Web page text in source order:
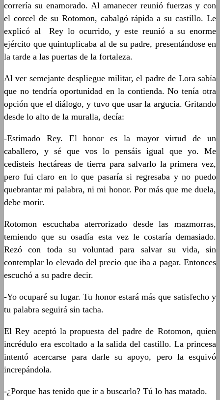
correría su enamorado. Al amanecer reunió fuerzas y con
el corcel de su Rotomon, cabalgó rápida a su castillo. Le
explicó al Rey lo ocurrido, y este reunió a su enorme
ejército que quintuplicaba al de su padre, presentándose en
la tarde a las puertas de la fortaleza.
Al ver semejante despliegue militar, el padre de Lora sabía
que no tendría oportunidad en la contienda. No tenía otra
opción que el diálogo, y tuvo que usar la argucia. Gritando
desde lo alto de la muralla, decía:
-Estimado Rey. El honor es la mayor virtud de un
caballero, y sé que vos lo pensáis igual que yo. Me
cedisteis hectáreas de tierra para salvarlo la primera vez,
pero fui claro en lo que pasaría si regresaba y no puedo
quebrantar mi palabra, ni mi honor. Por más que me duela,
debe morir.
Rotomon escuchaba aterrorizado desde las mazmorras,
temiendo que su osadía esta vez le costaría demasiado.
Rezó con toda su voluntad para salvar su vida, sin
contemplar lo elevado del precio que iba a pagar. Entonces
escuchó a su padre decir.
-Yo ocuparé su lugar. Tu honor estará más que satisfecho y
tu palabra seguirá sin tacha.
El Rey aceptó la propuesta del padre de Rotomon, quien
incrédulo era escoltado a la salida del castillo. La princesa
intentó acercarse para darle su apoyo, pero la esquivó
increpándola.
-¿Porque has tenido que ir a buscarlo? Tú lo has matado.